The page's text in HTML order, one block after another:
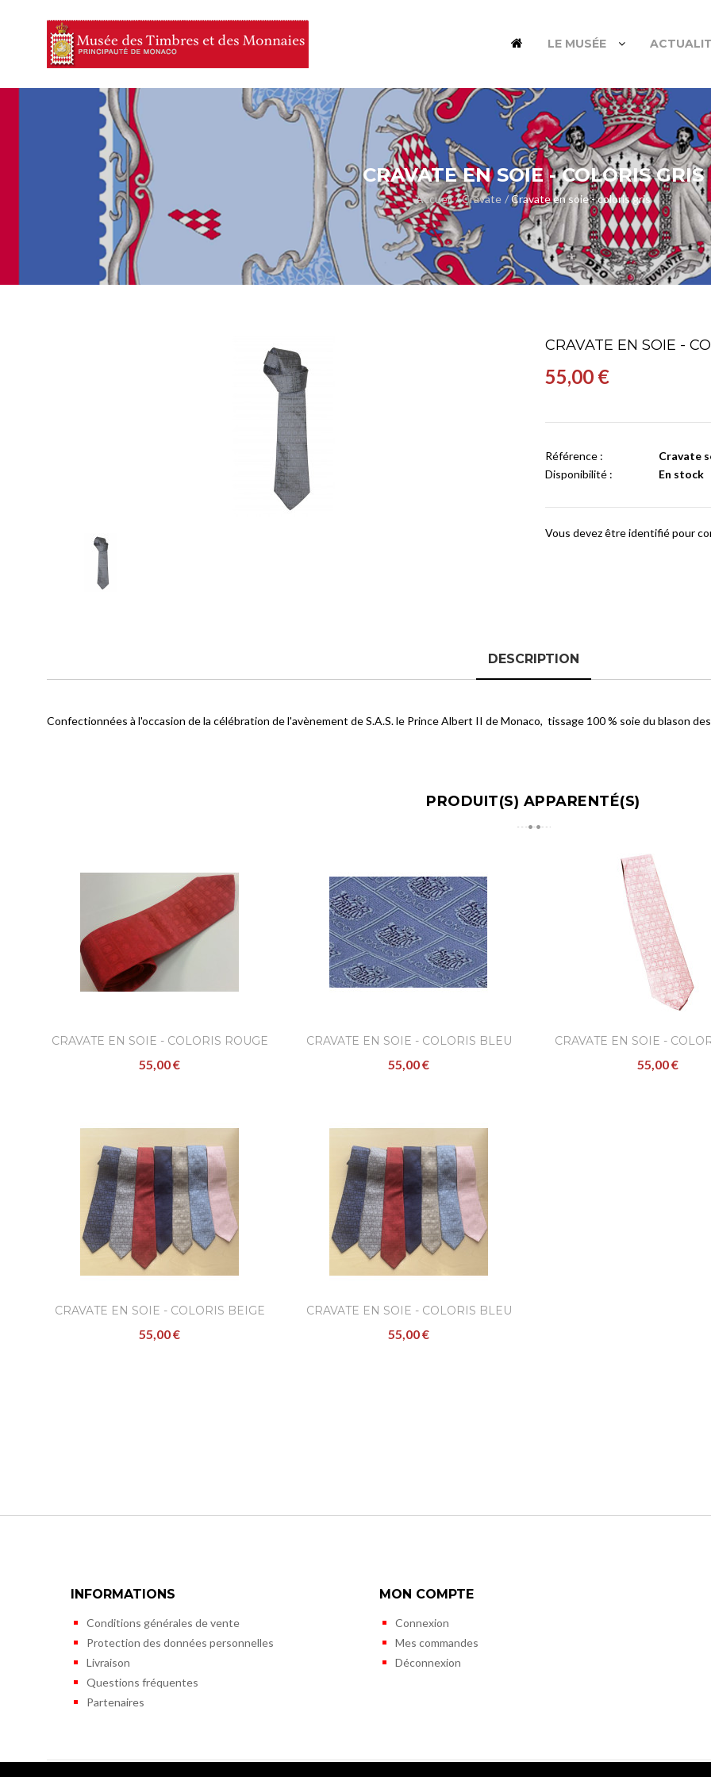
LE MUSÉE
CRAVATE EN SOIE - COLORIS GRIS
Accueil Cravate Cravate en soie - coloris gris
CRAVATE EN SOIE -
55,00 €
Référence :
Cravate
Disponibilité :
En stock
Vous devez être identifié pour
DESCRIPTION
Confectionnées à l'occasion de la célébration de l'avènement de S.A.S. le Prince Albert II de Monaco, tissage 100 % soie du blason
PRODUIT(S) APPARENTÉ(S)
CRAVATE EN SOIE - COLORIS ROUGE
55,00 €
CRAVATE EN SOIE - COLORIS BLEU
55,00 €
CRAVATE EN SOIE -
55,00 €
CRAVATE EN SOIE - COLORIS BEIGE
55,00 €
CRAVATE EN SOIE - COLORIS BLEU
MARINE
55,00 €
INFORMATIONS
Conditions générales de vente
Protection des données personnelles
Livraison
Questions fréquentes
Partenaires
MON COMPTE
Connexion
Mes commandes
Déconnexion